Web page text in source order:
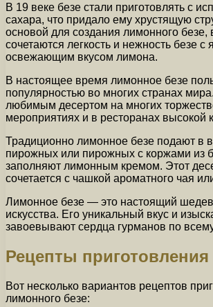
В 19 веке безе стали приготовлять с
сахара, что придало ему хрустящую
основой для создания лимонного безе,
сочетаются легкость и нежность безе с
освежающим вкусом лимона.
В настоящее время лимонное безе
популярностью во многих странах
любимым десертом на многих
мероприятиях и в ресторанах высокой
Традиционно лимонное безе подают в
пирожных или пирожных с коржами из
заполняют лимонным кремом. Этот
сочетается с чашкой ароматного чая
Лимонное безе — это настоящий
искусства. Его уникальный вкус и
завоевывают сердца гурманов по
Рецепты приготовления
Вот несколько вариантов рецептов
лимонного безе: